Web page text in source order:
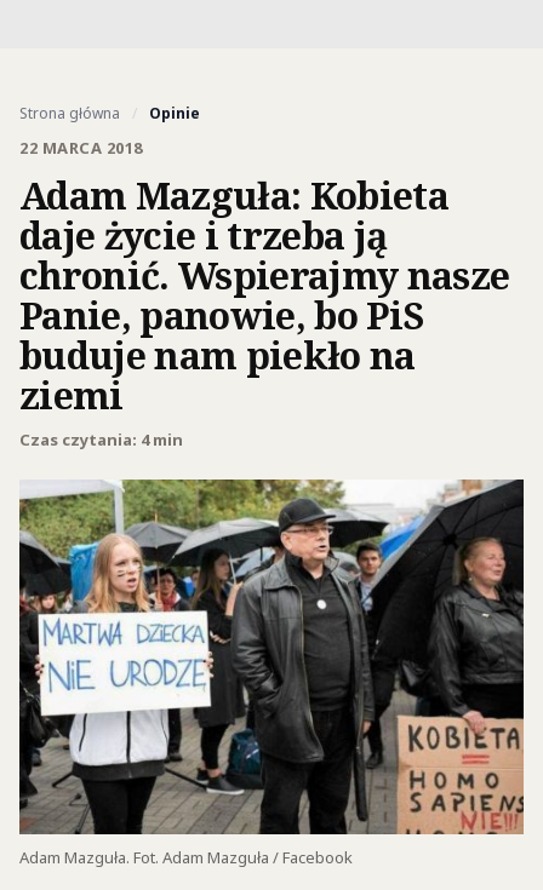
Strona główna / Opinie
22 MARCA 2018
Adam Mazguła: Kobieta
daje życie i trzeba ją
chronić. Wspierajmy nasze
Panie, panowie, bo PiS
buduje nam piekło na
ziemi
Czas czytania: 4 min
Adam Mazguła. Fot. Adam Mazguła / Facebook